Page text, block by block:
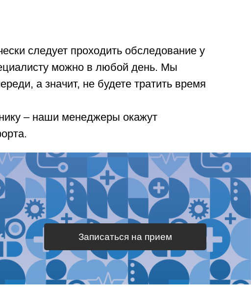
следует проходить обследование у
можно в любой день. Мы
а значит, не будете тратить время
– наши менеджеры окажут
Записаться на прием